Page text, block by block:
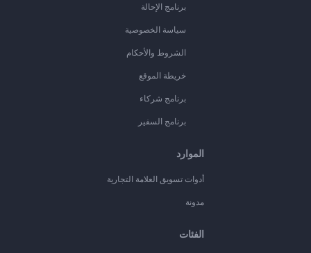
برنامج الإحالة
سياسة الخصوصية
الشروط والأحكام
خريطة الموقع
برنامج شركاء
برنامج السفير
الموارد
أدوات تسويق العلامة التجارية
مدونة
الفئات